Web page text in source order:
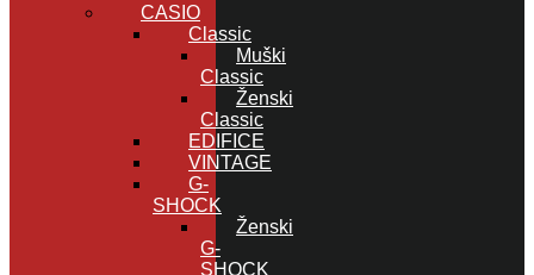
CASIO
Classic
Muški
Classic
Ženski
Classic
EDIFICE
VINTAGE
G-
SHOCK
Ženski
G-
SHOCK